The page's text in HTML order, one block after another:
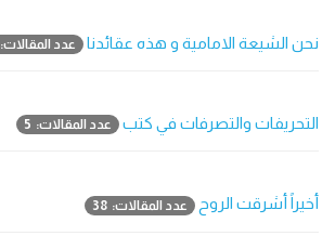
نحن الشيعة الامامية و هذه عقائدنا عدد المقالات: 7
التحريفات والتصرفات في كتب عدد المقالات: 5
أخيراً أشرقت الروح عدد المقالات: 38